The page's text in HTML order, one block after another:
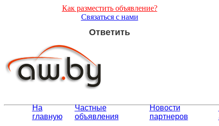
Как разместить объявление?
Связаться с нами
Ответить
На
главную
Частные
объявления
Новости
партнеров